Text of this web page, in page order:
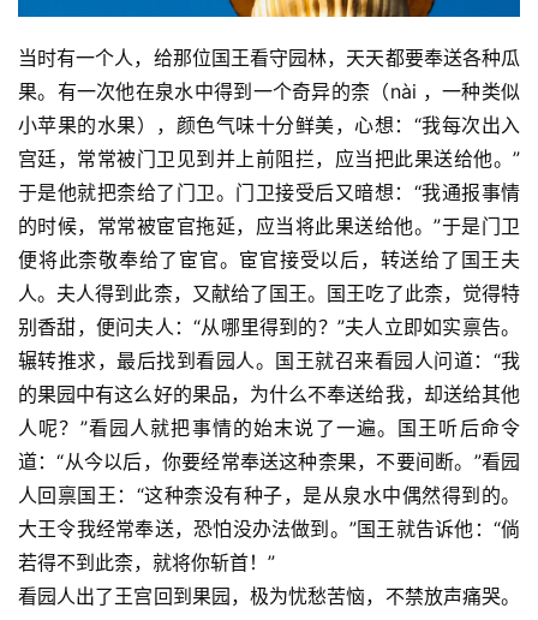
资
讯
八
点
僧
音
高
僧
访
谈
心
乐
菩
当时有一个人，给那位国王看守园林，天天都要奉送各种瓜
果。有一次他在泉水中得到一个奇异的柰（nài ，一种类似
小苹果的水果），颜色气味十分鲜美，心想：“我每次出入
宫廷，常常被门卫见到并上前阻拦，应当把此果送给他。”
于是他就把柰给了门卫。门卫接受后又暗想：“我通报事情
的时候，常常被宦官拖延，应当将此果送给他。”于是门卫
便将此柰敬奉给了宦官。宦官接受以后，转送给了国王夫
人。夫人得到此柰，又献给了国王。国王吃了此柰，觉得特
别香甜，便问夫人：“从哪里得到的？”夫人立即如实禀告。
辗转推求，最后找到看园人。国王就召来看园人问道：“我
的果园中有这么好的果品，为什么不奉送给我，却送给其他
人呢？”看园人就把事情的始末说了一遍。国王听后命令
道：“从今以后，你要经常奉送这种柰果，不要间断。”看园
人回禀国王：“这种柰没有种子，是从泉水中偶然得到的。
大王令我经常奉送，恐怕没办法做到。”国王就告诉他：“倘
若得不到此柰，就将你斩首！”
看园人出了王宫回到果园，极为忧愁苦恼，不禁放声痛哭。